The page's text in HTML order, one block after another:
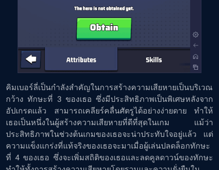
คิมเบอร์ลี่เป็นกำลังสำคัญในการสร้างความเสียหายเป็นบริเวณ
กว้าง ทักษะที่ 3 ของเธอ ซึ่งมีประสิทธิภาพเป็นพิเศษหลังจาก
อัปเกรดแล้ว สามารถเคลียร์คลื่นศัตรูได้อย่างง่ายดาย ทำให้
เธอเป็นหนึ่งในผู้สร้างความเสียหายที่ดีที่สุดในเกม แม้ว่า
ประสิทธิภาพในช่วงต้นเกมของเธอจะน่าประทับใจอยู่แล้ว แต่
ความแข็งแกร่งที่แท้จริงของเธอจะมาเมื่อผู้เล่นปลดล็อกทักษะ
ที่ 4 ของเธอ ซึ่งจะเพิ่มสถิติของเธอและลดคูลดาวน์ของทักษะ